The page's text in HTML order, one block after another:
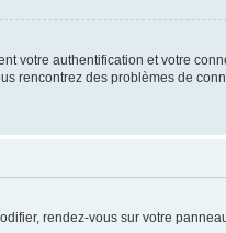
votre authentification et votre
rencontrez des problèmes de
rendez-vous sur votre